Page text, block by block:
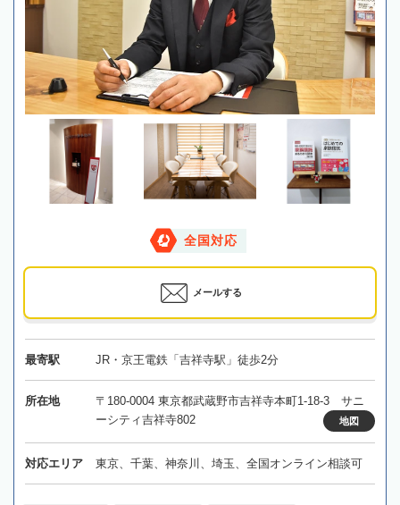
全国対応
メールする
最寄駅 JR・京王電鉄「吉祥寺駅」徒歩2分
所在地
〒180-0004 東京都武蔵野市吉祥寺本町1-18-3 サニ
ーシティ吉祥寺802
地図
対応エリア 東京、千葉、神奈川、埼玉、全国オンライン相談可